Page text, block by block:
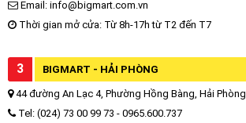
Email: info@bigmart.com.vn
Thời gian mở cửa: Từ 8h-17h từ T2 đến T7
3 BIGMART - HẢI PHÒNG
44 đường An Lạc 4, Phường Hồng Bàng, Hải Phòng
Tel: (024) 73 00 99 73 - 0965.600.737